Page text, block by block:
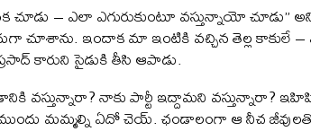
చూడు – ఎలా ఎగురుకుంటూ వస్తున్నాయో
చూశాను. ఇందాక మా ఇంటికి వచ్చిన తెల్ల కాకులే
కారుని సైడుకి తీసి ఆపాడు.
వస్తున్నారా? నాకు పార్టీ ఇద్దామని వస్తున్నారా?
ముందు మమ్మల్ని ఏదో చెయ్. ఛండాలంగా ఆ నీచ